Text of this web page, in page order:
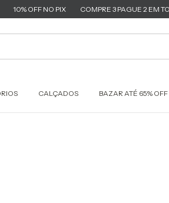
10% OFF NO PIX COMPRE 3 PAGUE 2 EM
CALÇADOS BAZAR ATÉ 65% OFF